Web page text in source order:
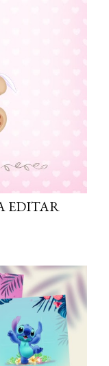
EDITAR